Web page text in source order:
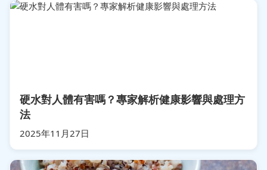
硬水對人體有害嗎？專家解析健康影響與處理方
法
2025年11月27日